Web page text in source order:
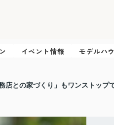
イベント情報 モデルハ
店との家づくり」もワンストップ